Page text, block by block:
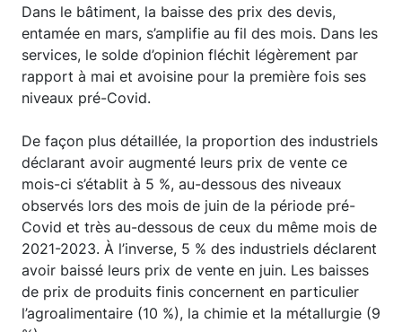
Dans le bâtiment, la baisse des prix des devis,
entamée en mars, s’amplifie au fil des mois. Dans les
services, le solde d’opinion fléchit légèrement par
rapport à mai et avoisine pour la première fois ses
niveaux pré-Covid.
De façon plus détaillée, la proportion des industriels
déclarant avoir augmenté leurs prix de vente ce
mois-ci s’établit à 5 %, au-dessous des niveaux
observés lors des mois de juin de la période pré-
Covid et très au-dessous de ceux du même mois de
2021-2023. À l’inverse, 5 % des industriels déclarent
avoir baissé leurs prix de vente en juin. Les baisses
de prix de produits finis concernent en particulier
l’agroalimentaire (10 %), la chimie et la métallurgie (9